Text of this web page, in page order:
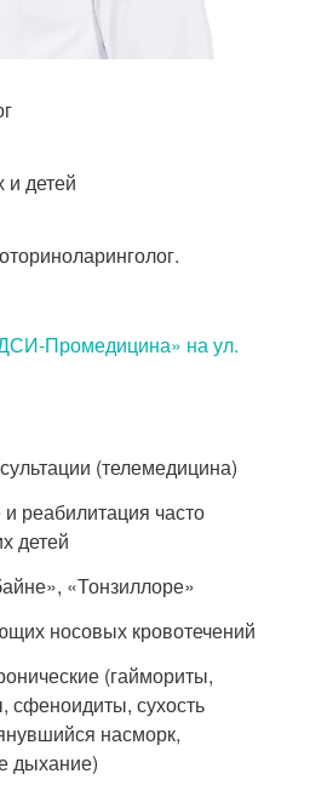
детей
Промедицина» на ул.
(телемедицина)
реабилитация часто
детей
, «Тонзиллоре»
носовых кровотечений
(гаймориты,
сфеноидиты, сухость
насморк,
дыхание)